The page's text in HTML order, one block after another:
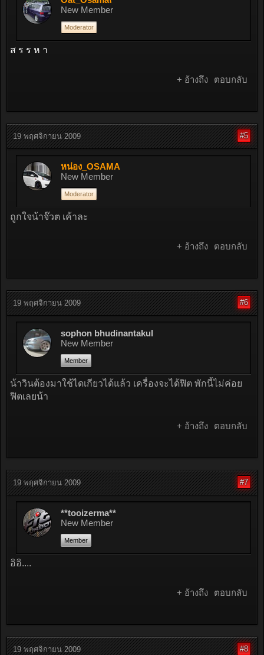
New Member
Moderator
ส ร ร ห า
+ อ้างถึง ตอบกลับ
19 พฤศจิกายน 2009 #5
หน่อง_OSAMA
New Member
Moderator
ถูกใจน้าจ๊วต เค้าละ
+ อ้างถึง ตอบกลับ
19 พฤศจิกายน 2009 #6
sophon bhudinantakul
New Member
Member
น้าวินต้องมาใช้ไดเกียวได้แล้ว เครื่องจะได้ฟิต พักนี้ไม่ค่อย
ฟิตเลยน้า
+ อ้างถึง ตอบกลับ
19 พฤศจิกายน 2009 #7
**tooizerma**
New Member
Member
อิอิ....
+ อ้างถึง ตอบกลับ
19 พฤศจิกายน 2009 #8